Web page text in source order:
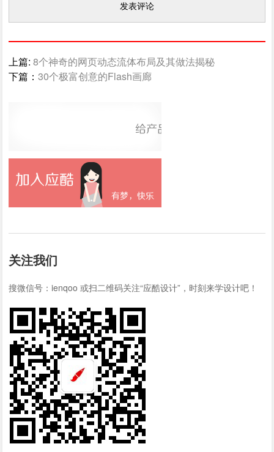
上篇:8个神奇的网页动态流体布局及其做法揭秘
下篇：30个极富创意的Flash画廊
关注我们
搜微信号：ienqoo 或扫二维码关注“应酷设计”，时刻来学设计吧！